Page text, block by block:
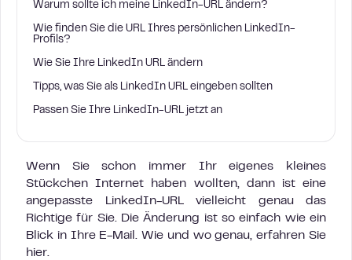
Warum sollte ich meine LinkedIn-URL ändern?
Wie finden Sie die URL Ihres persönlichen LinkedIn-
Profils?
Wie Sie Ihre LinkedIn URL ändern
Tipps, was Sie als LinkedIn URL eingeben sollten
Passen Sie Ihre LinkedIn-URL jetzt an
Wenn Sie schon immer Ihr eigenes kleines
Stückchen Internet haben wollten, dann ist eine
angepasste LinkedIn-URL vielleicht genau das
Richtige für Sie. Die Änderung ist so einfach wie ein
Blick in Ihre E-Mail. Wie und wo genau, erfahren Sie
hier.